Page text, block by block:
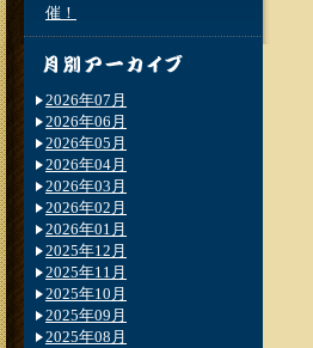
催！
2026年07月
2026年06月
2026年05月
2026年04月
2026年03月
2026年02月
2026年01月
2025年12月
2025年11月
2025年10月
2025年09月
2025年08月